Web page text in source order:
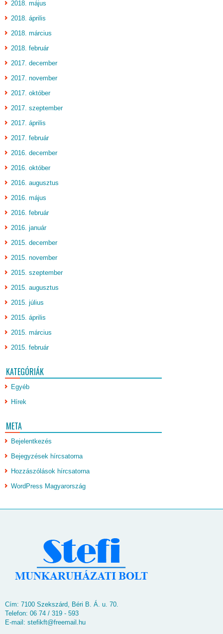
2018. május
2018. április
2018. március
2018. február
2017. december
2017. november
2017. október
2017. szeptember
2017. április
2017. február
2016. december
2016. október
2016. augusztus
2016. május
2016. február
2016. január
2015. december
2015. november
2015. szeptember
2015. augusztus
2015. július
2015. április
2015. március
2015. február
KATEGÓRIÁK
Egyéb
Hírek
META
Bejelentkezés
Bejegyzések hírcsatorna
Hozzászólások hírcsatorna
WordPress Magyarország
Cím: 7100 Szekszárd, Béri B. Á. u. 70.
Telefon: 06 74 / 319 - 593
E-mail: stefikft@freemail.hu